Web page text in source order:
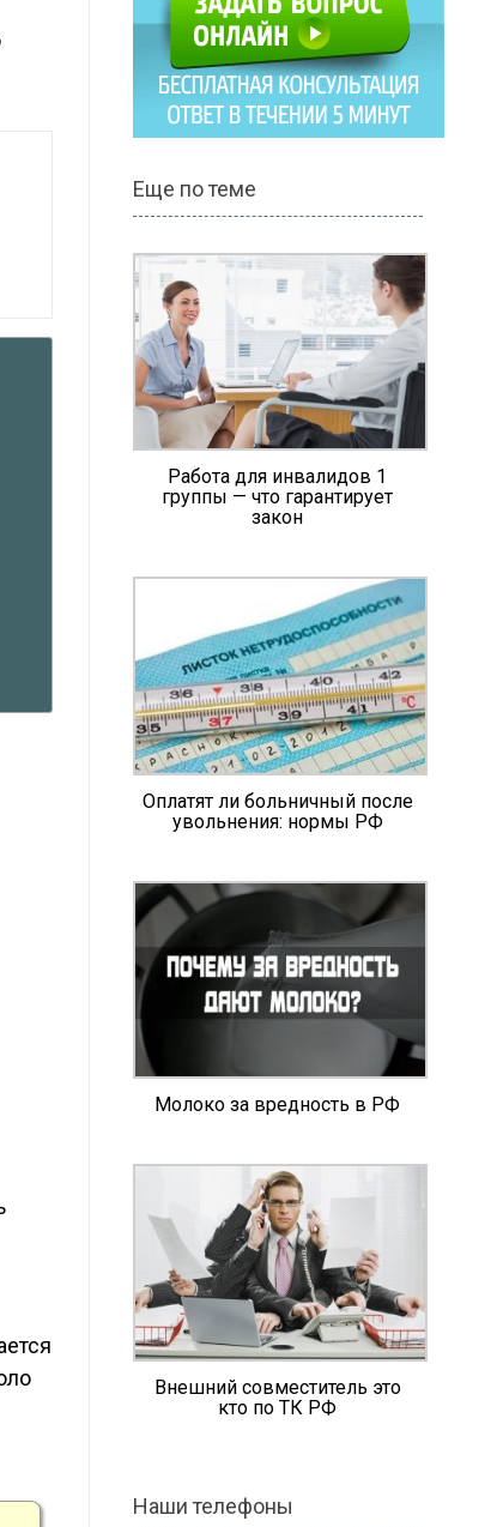
Еще по теме
Работа для инвалидов 1
группы — что гарантирует
закон
Оплатят ли больничный после
увольнения: нормы РФ
Молоко за вредность в РФ
Внешний совместитель это
кто по ТК РФ
Наши телефоны